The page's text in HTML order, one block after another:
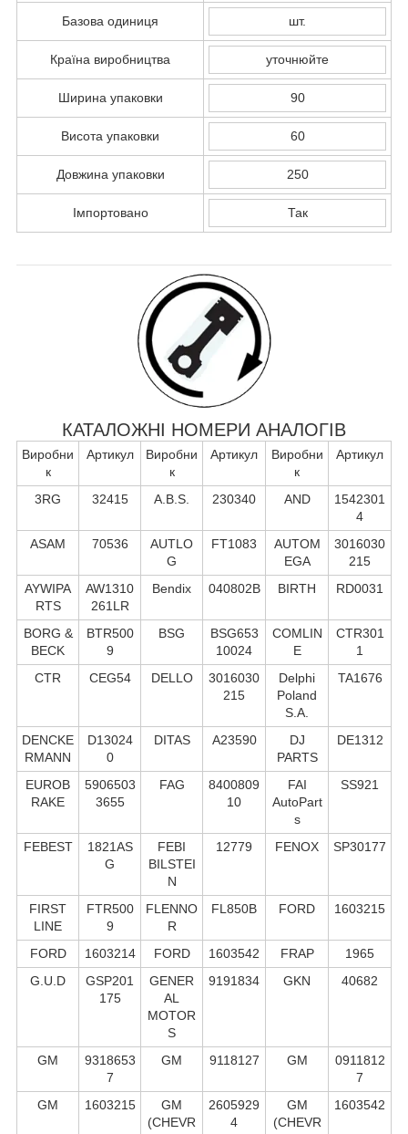
Базова одиниця шт.
Країна виробництва уточнюйте
Ширина упаковки 90
Висота упаковки 60
Довжина упаковки 250
Імпортовано Так
КАТАЛОЖНІ НОМЕРИ АНАЛОГІВ
Виробни
к
Артикул
Виробни
к
Артикул
Виробни
к
Артикул
3RG 32415 A.B.S. 230340 AND
1542301
4
ASAM
70536
AUTLO
G
FT1083
AUTOM
EGA
3016030
215
AYWIPA
RTS
AW1310
261LR
Bendix 040802B BIRTH RD0031
BORG &
BECK
BTR500
9
BSG
BSG653
10024
COMLIN
E
CTR301
1
CTR
CEG54 DELLO
3016030
215
Delphi
Poland
S.А.
TA1676
DENCKE
RMANN
D13024
0
DITAS A23590
DJ
PARTS
DE1312
EUROB
RAKE
5906503
3655
FAG
8400809
10
FAI
AutoPart
s
SS921
FEBEST
1821AS
G
FEBI
BILSTEI
N
12779 FENOX SP30177
FIRST
LINE
FTR500
9
FLENNO
R
FL850B FORD 1603215
FORD 1603214 FORD 1603542 FRAP
1965
G.U.D
GSP201
175
GENER
AL
MOTOR
S
9191834 GKN 40682
GM
9318653
7
GM 9118127 GM
0911812
7
GM
1603215
GM
(CHEVR
2605929
4
GM
(CHEVR
1603542